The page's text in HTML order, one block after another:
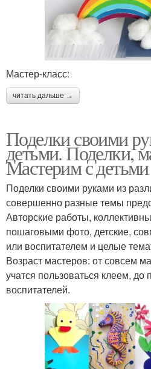
Мастер-класс:
читать дальше →
Поделки своими
детьми. Поделки,
Мастерим с детьми
Поделки своими руками из
совершенно разные темы
Авторские работы,
пошаговыми фото, детские,
или воспитателем и целые
Возраст мастеров: от совсем
учатся пользоваться клеем, до
воспитателей.